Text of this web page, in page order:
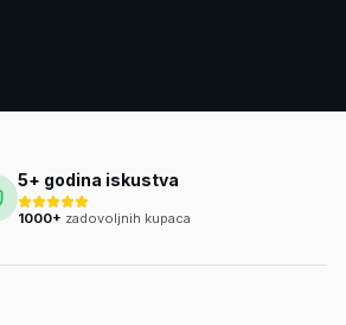
5+ godina iskustva
1000+ zadovoljnih kupaca